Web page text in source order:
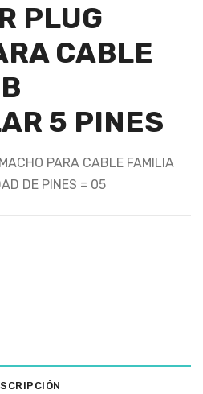
PLUG
CABLE
5 PINES
PARA CABLE FAMILIA
DE PINES = 05